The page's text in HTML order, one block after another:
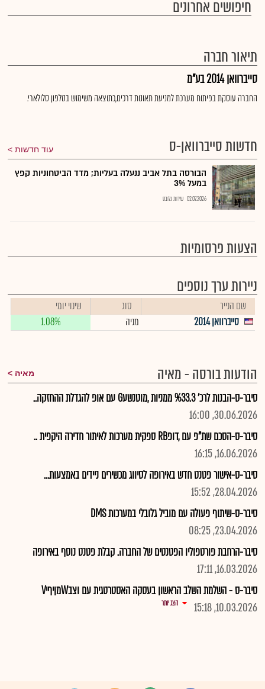
חיפושים אחרונים
תיאור חברה
סייברוואן 2014 בע"מ
החברה עוסקת בפיתוח מערכת למניעת תאונות דרכים,כתוצאה משימוש בטלפון סלולארי.
חדשות סייברוואן-ס עוד חדשות
הבורסה בתל אביב ננעלה בעליות; מדד הביטחוניות קפץ
במעל 3%
02.07.2026 שירות גלובס
הצעות פרסומיות
ניירות ערך נוספים
שם הנייר סוג
שינוי יומי
סייברוואן 2014
מניה 1.08%
הודעות בורסה - מאיה מאיה
סיבר-ס-הבנות לרכ' %33.3 ממניות ,מוטנשעG עם אופ להגדלת ההחזקה..
30.06.2026, 16:00
סיבר-ס-הסכם שת"פ עם ,דופRB ספקית מערכות לאיתור חדירה היקפית ..
16.06.2026, 16:15
סיבר-ס-אישור פטנט חדש באירופה לסיווג מכשירים ניידים באמצעות...
28.04.2026, 15:52
סיבר-ס-שיתוף פעולה עם מוביל גלובלי במערכות DMS
23.04.2026, 08:25
סיבר-הרחבת פורטפוליו הפטנטים של החברה. קבלת פטנט נוסף באירופה
16.03.2026, 17:11
סיבר-ס - השלמת השלב הראשון בעסקה האסטרטגית עם וצבWמןיףיV
10.03.2026, 15:18
הצג יותר